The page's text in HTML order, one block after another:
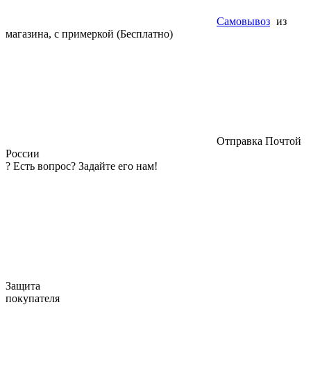
Самовывоз из
магазина, с примеркой (Бесплатно)
Отправка Почтой
России
? Есть вопрос? Задайте его нам!
Защита
покупателя